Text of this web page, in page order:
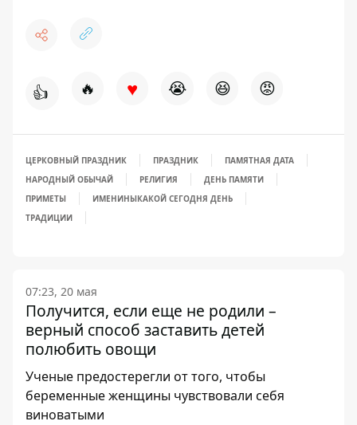
👍 🔥 ♥ 😭 😆 😡
ЦЕРКОВНЫЙ ПРАЗДНИК ПРАЗДНИК
ПАМЯТНАЯ ДАТА
НАРОДНЫЙ ОБЫЧАЙ
РЕЛИГИЯ
ДЕНЬ ПАМЯТИ
ПРИМЕТЫ
ИМЕНИНЫКАКОЙ СЕГОДНЯ ДЕНЬ
ТРАДИЦИИ
07:23, 20 мая
Получится, если еще не родили –
верный способ заставить детей
полюбить овощи
Ученые предостерегли от того, чтобы
беременные женщины чувствовали себя
виноватыми